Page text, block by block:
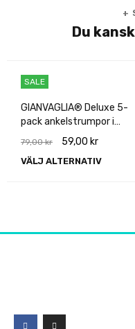
Du
SALE
GIANVAGLIA® Deluxe 5-
pack ankelstrumpor i
bomull unisex
79,00kr 59,00 kr
VÄLJ ALTERNATIV